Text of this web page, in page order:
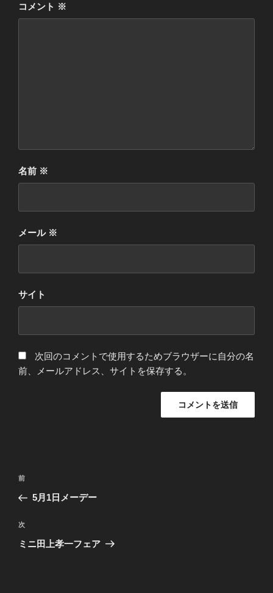
コメント ※
名前 ※
メール ※
サイト
次回のコメントで使用するためブラウザーに自分の名
前、メールアドレス、サイトを保存する。
投
ナ
ビ
ゲ
前
の
稿
前
5月1日メーデー
次
の
次
ミニ田上孝一フェア